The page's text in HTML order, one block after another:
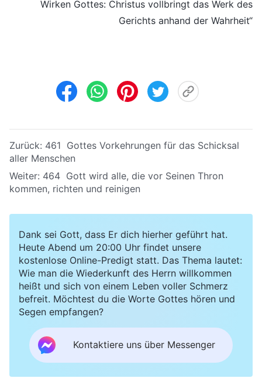
Wirken Gottes: Christus vollbringt das Werk des
Gerichts anhand der Wahrheit“
Zurück: 461 Gottes Vorkehrungen für das Schicksal
aller Menschen
Weiter: 464 Gott wird alle, die vor Seinen Thron
kommen, richten und reinigen
Dank sei Gott, dass Er dich hierher geführt hat.
Heute Abend um 20:00 Uhr findet unsere
kostenlose Online-Predigt statt. Das Thema lautet:
Wie man die Wiederkunft des Herrn willkommen
heißt und sich von einem Leben voller Schmerz
befreit. Möchtest du die Worte Gottes hören und
Segen empfangen?
Kontaktiere uns über Messenger